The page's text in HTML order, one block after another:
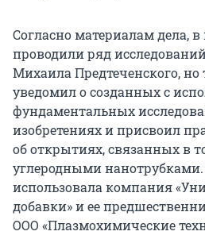
Согласно материалам дела, в
проводили ряд
Михаила Предтеченского, но
уведомил о созданных с
фундаментальных
изобретениях и присвоил
об открытиях, связанных в
углеродными нанотрубками.
использовала компания
добавки» и ее
ООО «Плазмохимические